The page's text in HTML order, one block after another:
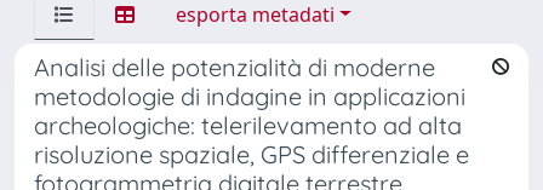
esporta metadati
Analisi delle potenzialità di moderne
metodologie di indagine in applicazioni
archeologiche: telerilevamento ad alta
risoluzione spaziale, GPS differenziale e
fotogrammetria digitale terrestre